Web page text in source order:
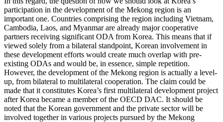
participation in the development of the Mekong region is an
important one. Countries comprising the region including Vietnam,
Cambodia, Laos, and Myanmar are already major cooperative
partners receiving significant ODA from Korea. This means that if
viewed solely from a bilateral standpoint, Korean involvement in
these development efforts would create much overlap with pre-
existing ODAs and would be, in essence, simple repetition.
However, the development of the Mekong region is actually a level-
up, from bilateral to multilateral cooperation. The claim could be
made that it constitutes Korea’s first multilateral development project
after Korea became a member of the OECD DAC. It should be
noted that the Korean government and the private sector will be
involved together in various projects pursued by the Mekong